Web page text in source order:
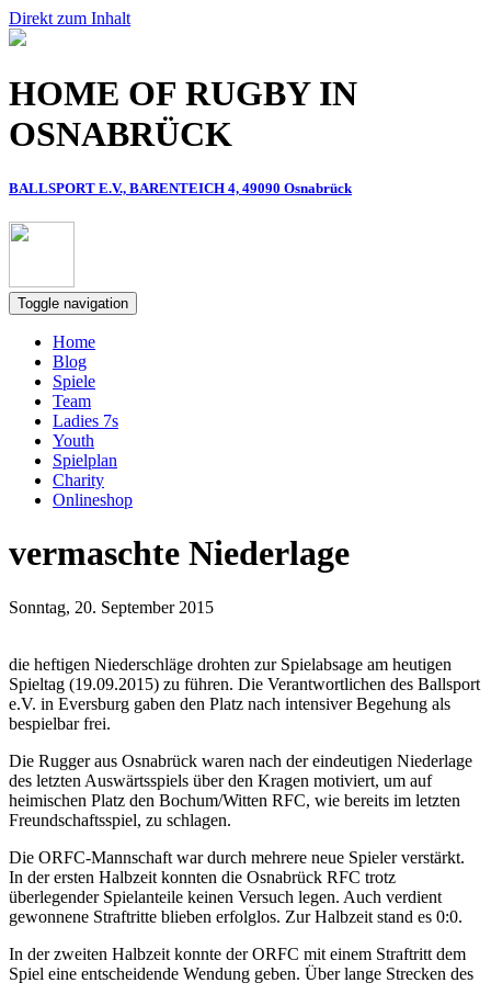
Direkt zum Inhalt
HOME OF RUGBY IN
OSNABRÜCK
BALLSPORT E.V., BARENTEICH 4, 49090 Osnabrück
Toggle navigation
Home
Blog
Spiele
Team
Ladies 7s
Youth
Spielplan
Charity
Onlineshop
vermaschte Niederlage
Sonntag, 20. September 2015
die heftigen Niederschläge drohten zur Spielabsage am heutigen
Spieltag (19.09.2015) zu führen. Die Verantwortlichen des Ballsport
e.V. in Eversburg gaben den Platz nach intensiver Begehung als
bespielbar frei.
Die Rugger aus Osnabrück waren nach der eindeutigen Niederlage
des letzten Auswärtsspiels über den Kragen motiviert, um auf
heimischen Platz den Bochum/Witten RFC, wie bereits im letzten
Freundschaftsspiel, zu schlagen.
Die ORFC-Mannschaft war durch mehrere neue Spieler verstärkt.
In der ersten Halbzeit konnten die Osnabrück RFC trotz
überlegender Spielanteile keinen Versuch legen. Auch verdient
gewonnene Straftritte blieben erfolglos. Zur Halbzeit stand es 0:0.
In der zweiten Halbzeit konnte der ORFC mit einem Straftritt dem
Spiel eine entscheidende Wendung geben. Über lange Strecken des